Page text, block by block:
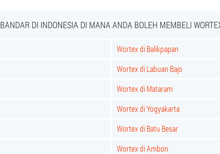
BANDAR DI INDONESIA DI MANA ANDA BOLEH MEMBELI
Wortex di Balikpapan
Wortex di Labuan Bajo
Wortex di Mataram
Wortex di Yogyakarta
Wortex di Batu Besar
Wortex di Ambon